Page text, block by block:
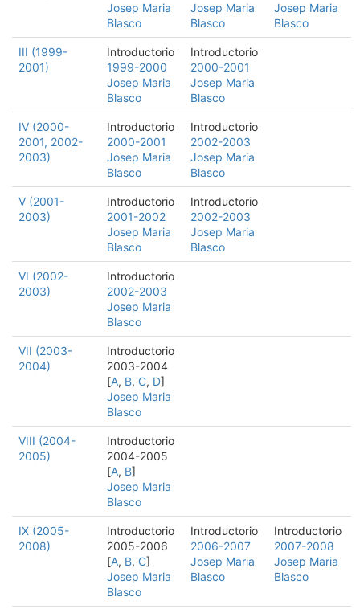
Josep Maria
Blasco
Josep Maria
Blasco
Josep Maria
Blasco
III (1999-
2001)
Introductorio
1999-2000
Josep Maria
Blasco
Introductorio
2000-2001
Josep Maria
Blasco
IV (2000-
2001, 2002-
2003)
Introductorio
2000-2001
Josep Maria
Blasco
Introductorio
2002-2003
Josep Maria
Blasco
V (2001-
2003)
Introductorio
2001-2002
Josep Maria
Blasco
Introductorio
2002-2003
Josep Maria
Blasco
VI (2002-
2003)
Introductorio
2002-2003
Josep Maria
Blasco
VII (2003-
2004)
Introductorio
2003-2004
[A, B, C, D]
Josep Maria
Blasco
VIII (2004-
2005)
Introductorio
2004-2005
[A, B]
Josep Maria
Blasco
IX (2005-
2008)
Introductorio
2005-2006
[A, B, C]
Josep Maria
Blasco
Introductorio
2006-2007
Josep Maria
Blasco
Introductorio
2007-2008
Josep Maria
Blasco